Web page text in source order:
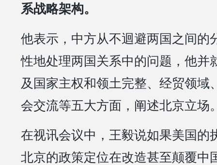
系战略架构。
他表示，中方从不迴避两国之间的
性地处理两国关系中的问题，他并
及国家主权和领土完整、经贸领域
会交流等五大方面，阐述北京立场
在视讯会议中，王毅说如果美国的
北京的政策定位在改造甚至颠覆中